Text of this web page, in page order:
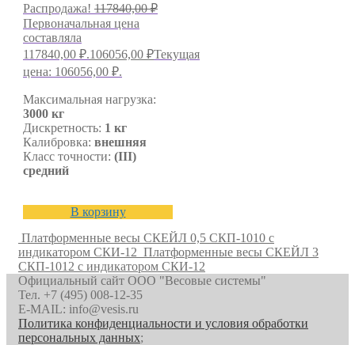
Распродажа! 117840,00₽
Первоначальная цена
составляла
117840,00 ₽.106056,00 ₽Текущая
цена: 106056,00 ₽.
Максимальная нагрузка:
3000 кг
Дискретность: 1 кг
Калибровка: внешняя
Класс точности: (III)
средний
В корзину
Платформенные весы СКЕЙЛ 0,5 СКП-1010 с
индикатором СКИ-12 Платформенные весы СКЕЙЛ 3
СКП-1012 с индикатором СКИ-12
Официальный сайт ООО "Весовые системы"
Тел. +7 (495) 008-12-35
E-MAIL: info@vesis.ru
Политика конфиденциальности и условия обработки
персональных данных;